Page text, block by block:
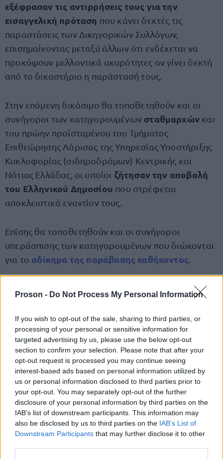
Proson - Do Not Process My Personal Information
If you wish to opt-out of the sale, sharing to third parties, or
processing of your personal or sensitive information for
targeted advertising by us, please use the below opt-out
section to confirm your selection. Please note that after your
opt-out request is processed you may continue seeing
interest-based ads based on personal information utilized by
us or personal information disclosed to third parties prior to
your opt-out. You may separately opt-out of the further
disclosure of your personal information by third parties on the
IAB’s list of downstream participants. This information may
also be disclosed by us to third parties on the IAB’s List of
Downstream Participants that may further disclose it to other
εξέφρασαν τις αντιρρήσεις τους για την
εισαγγελική πρόταση που κάνει δεκτές τις
παραστάσεις των Δικηγορικών Συλλόγων,
επισημαίνοντας μεταξύ άλλων ότι ενδέχεται να
προκύψουν μελλοντικά ακυρότητες αν γίνει δεκτή
από το δικαστήριο η παράστασή τους.
Στην επόμενη δικάσιμο θα τοποθετηθούν και οι
συνήγοροι των κατηγορουμένων σταθμαρχών και
του πρώην προϊσταμένου του Τμήματος
Επιθεώρησης Λάρισας της Υπηρεσίας Υποστήριξης
Κυκλοφορίας (σιδηροδρόμων) Κεντρικής και
Νότιας Ελλάδας, οι οποίοι ζήτησαν την αποβολή
του Ελληνικού Δημοσίου που στρέφεται
αποκλειστικά εναντίον τους.
Επίσης θα τοποθετηθούν και οι συνήγοροι
υπεράσπισης των κατηγορουμένων που διώκονται
για το αδίκημα της παράβασης καθήκοντος
ουσιαστικά λόγω συμμετοχής
της γραμματέως της έδρας στην 24ωρη
πανελλαδική απεργία που έχει προκηρύξει η
Ομοσπονδία Δικαστικών Υπαλλήλων Ελλάδος.
ΑΣΕΠ: Πιστοποίηση Αγγλικών σε
μόνο 2 ημέρες στα χέρια σας